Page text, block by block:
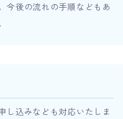
今後の流れの手順などもあ
し込みなども対応いたしま